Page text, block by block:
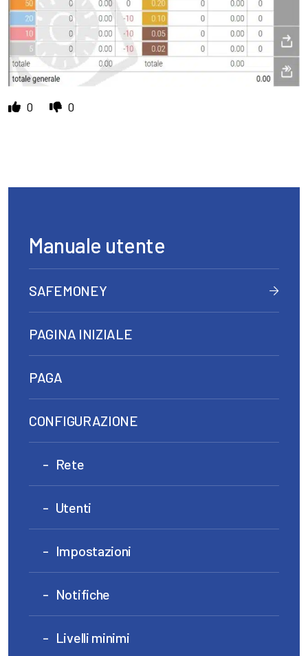
0 0
Manuale utente
SAFEMONEY
PAGINA INIZIALE
PAGA
CONFIGURAZIONE
Rete
Utenti
Impostazioni
Notifiche
Livelli minimi